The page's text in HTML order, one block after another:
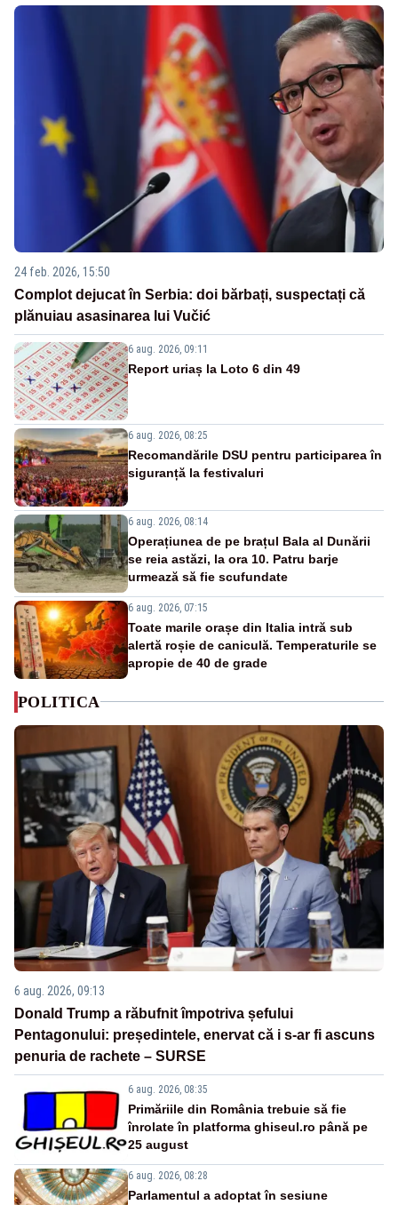
24 feb. 2026, 15:50
Complot dejucat în Serbia: doi bărbați, suspectați că
plănuiau asasinarea lui Vučić
6 aug. 2026, 09:11
Report uriaș la Loto 6 din 49
6 aug. 2026, 08:25
Recomandările DSU pentru participarea în
siguranță la festivaluri
6 aug. 2026, 08:14
Operațiunea de pe brațul Bala al Dunării
se reia astăzi, la ora 10. Patru barje
urmează să fie scufundate
6 aug. 2026, 07:15
Toate marile orașe din Italia intră sub
alertă roșie de caniculă. Temperaturile se
apropie de 40 de grade
POLITICA
6 aug. 2026, 09:13
Donald Trump a răbufnit împotriva șefului
Pentagonului: președintele, enervat că i s-ar fi ascuns
penuria de rachete – SURSE
6 aug. 2026, 08:35
Primăriile din România trebuie să fie
înrolate în platforma ghiseul.ro până pe
25 august
6 aug. 2026, 08:28
Parlamentul a adoptat în sesiune